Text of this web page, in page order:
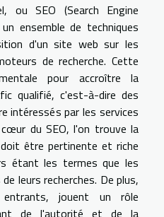
ou SEO (Search Engine
ensemble de techniques
d'un site web sur les
de recherche. Cette
pour accroître la
qualifié, c'est-à-dire des
intéressés par les services
du SEO, l'on trouve la
être pertinente et riche
étant les termes que les
leurs recherches. De plus,
jouent un rôle
de l'autorité et de la